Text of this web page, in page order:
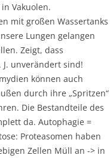
Vakuolen.
mit großen Wassertanks
Lungen gelangen
Zeigt, dass
unverändert sind!
können auch
durch ihre „Spritzen“
Die Bestandteile des
da. Autophagie =
Proteasomen haben
Zellen Müll an -> in